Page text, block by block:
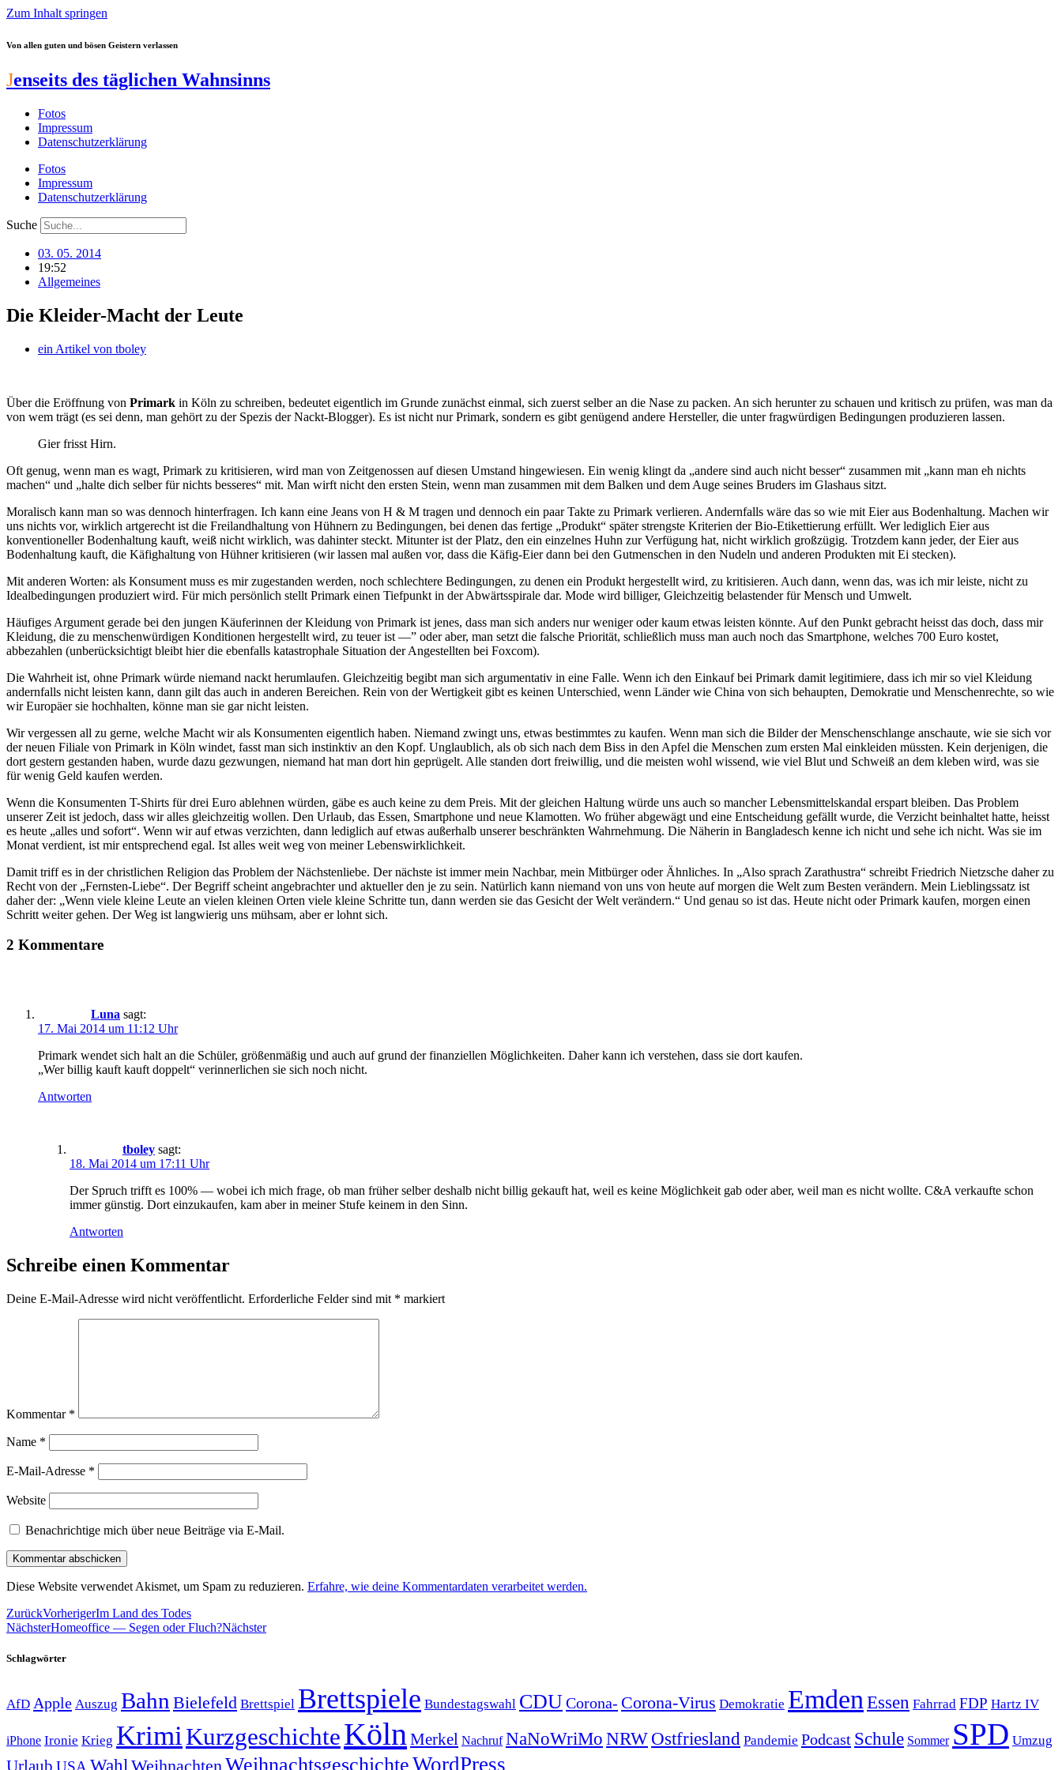
Zum Inhalt springen
Von allen guten und bösen Geistern verlassen
Jenseits des täglichen Wahnsinns
Fotos
Impressum
Datenschutzerklärung
Fotos
Impressum
Datenschutzerklärung
Suche
03. 05. 2014
19:52
Allgemeines
Die Kleider-Macht der Leute
ein Artikel von tboley
Über die Eröffnung von Primark in Köln zu schreiben, bedeutet eigentlich im Grunde zunächst einmal, sich zuerst selber an die Nase zu packen. An sich herunter zu schauen und kritisch zu prüfen, was man da
von wem trägt (es sei denn, man gehört zu der Spezis der Nackt-Blogger). Es ist nicht nur Primark, sondern es gibt genügend andere Hersteller, die unter fragwürdigen Bedingungen produzieren lassen.
Gier frisst Hirn.
Oft genug, wenn man es wagt, Primark zu kritisieren, wird man von Zeitgenossen auf diesen Umstand hingewiesen. Ein wenig klingt da „andere sind auch nicht besser“ zusammen mit „kann man eh nichts
machen“ und „halte dich selber für nichts besseres“ mit. Man wirft nicht den ersten Stein, wenn man zusammen mit dem Balken und dem Auge seines Bruders im Glashaus sitzt.
Moralisch kann man so was dennoch hinterfragen. Ich kann eine Jeans von H & M tragen und dennoch ein paar Takte zu Primark verlieren. Andernfalls wäre das so wie mit Eier aus Bodenhaltung. Machen wir
uns nichts vor, wirklich artgerecht ist die Freilandhaltung von Hühnern zu Bedingungen, bei denen das fertige „Produkt“ später strengste Kriterien der Bio-Etikettierung erfüllt. Wer lediglich Eier aus
konventioneller Bodenhaltung kauft, weiß nicht wirklich, was dahinter steckt. Mitunter ist der Platz, den ein einzelnes Huhn zur Verfügung hat, nicht wirklich großzügig. Trotzdem kann jeder, der Eier aus
Bodenhaltung kauft, die Käfighaltung von Hühner kritisieren (wir lassen mal außen vor, dass die Käfig-Eier dann bei den Gutmenschen in den Nudeln und anderen Produkten mit Ei stecken).
Mit anderen Worten: als Konsument muss es mir zugestanden werden, noch schlechtere Bedingungen, zu denen ein Produkt hergestellt wird, zu kritisieren. Auch dann, wenn das, was ich mir leiste, nicht zu
Idealbedingungen produziert wird. Für mich persönlich stellt Primark einen Tiefpunkt in der Abwärtsspirale dar. Mode wird billiger, Gleichzeitig belastender für Mensch und Umwelt.
Häufiges Argument gerade bei den jungen Käuferinnen der Kleidung von Primark ist jenes, dass man sich anders nur weniger oder kaum etwas leisten könnte. Auf den Punkt gebracht heisst das doch, dass mir
Kleidung, die zu menschenwürdigen Konditionen hergestellt wird, zu teuer ist —” oder aber, man setzt die falsche Priorität, schließlich muss man auch noch das Smartphone, welches 700 Euro kostet,
abbezahlen (unberücksichtigt bleibt hier die ebenfalls katastrophale Situation der Angestellten bei Foxcom).
Die Wahrheit ist, ohne Primark würde niemand nackt herumlaufen. Gleichzeitig begibt man sich argumentativ in eine Falle. Wenn ich den Einkauf bei Primark damit legitimiere, dass ich mir so viel Kleidung
andernfalls nicht leisten kann, dann gilt das auch in anderen Bereichen. Rein von der Wertigkeit gibt es keinen Unterschied, wenn Länder wie China von sich behaupten, Demokratie und Menschenrechte, so wie
wir Europäer sie hochhalten, könne man sie gar nicht leisten.
Wir vergessen all zu gerne, welche Macht wir als Konsumenten eigentlich haben. Niemand zwingt uns, etwas bestimmtes zu kaufen. Wenn man sich die Bilder der Menschenschlange anschaute, wie sie sich vor
der neuen Filiale von Primark in Köln windet, fasst man sich instinktiv an den Kopf. Unglaublich, als ob sich nach dem Biss in den Apfel die Menschen zum ersten Mal einkleiden müssten. Kein derjenigen, die
dort gestern gestanden haben, wurde dazu gezwungen, niemand hat man dort hin geprügelt. Alle standen dort freiwillig, und die meisten wohl wissend, wie viel Blut und Schweiß an dem kleben wird, was sie
für wenig Geld kaufen werden.
Wenn die Konsumenten T-Shirts für drei Euro ablehnen würden, gäbe es auch keine zu dem Preis. Mit der gleichen Haltung würde uns auch so mancher Lebensmittelskandal erspart bleiben. Das Problem
unserer Zeit ist jedoch, dass wir alles gleichzeitig wollen. Den Urlaub, das Essen, Smartphone und neue Klamotten. Wo früher abgewägt und eine Entscheidung gefällt wurde, die Verzicht beinhaltet hatte, heisst
es heute „alles und sofort“. Wenn wir auf etwas verzichten, dann lediglich auf etwas außerhalb unserer beschränkten Wahrnehmung. Die Näherin in Bangladesch kenne ich nicht und sehe ich nicht. Was sie im
Monat verdient, ist mir entsprechend egal. Ist alles weit weg von meiner Lebenswirklichkeit.
Damit triff es in der christlichen Religion das Problem der Nächstenliebe. Der nächste ist immer mein Nachbar, mein Mitbürger oder Ähnliches. In „Also sprach Zarathustra“ schreibt Friedrich Nietzsche daher zu
Recht von der „Fernsten-Liebe“. Der Begriff scheint angebrachter und aktueller den je zu sein. Natürlich kann niemand von uns von heute auf morgen die Welt zum Besten verändern. Mein Lieblingssatz ist
daher der: „Wenn viele kleine Leute an vielen kleinen Orten viele kleine Schritte tun, dann werden sie das Gesicht der Welt verändern.“ Und genau so ist das. Heute nicht oder Primark kaufen, morgen einen
Schritt weiter gehen. Der Weg ist langwierig uns mühsam, aber er lohnt sich.
2 Kommentare
Luna sagt:
17. Mai 2014 um 11:12 Uhr
Primark wendet sich halt an die Schüler, größenmäßig und auch auf grund der finanziellen Möglichkeiten. Daher kann ich verstehen, dass sie dort kaufen.
„Wer billig kauft kauft doppelt“ verinnerlichen sie sich noch nicht.
Antworten
tboley sagt:
18. Mai 2014 um 17:11 Uhr
Der Spruch trifft es 100% — wobei ich mich frage, ob man früher selber deshalb nicht billig gekauft hat, weil es keine Möglichkeit gab oder aber, weil man es nicht wollte. C&A verkaufte schon
immer günstig. Dort einzukaufen, kam aber in meiner Stufe keinem in den Sinn.
Antworten
Schreibe einen Kommentar
Deine E-Mail-Adresse wird nicht veröffentlicht. Erforderliche Felder sind mit * markiert
Kommentar *
Name *
E-Mail-Adresse *
Website
Benachrichtige mich über neue Beiträge via E-Mail.
Diese Website verwendet Akismet, um Spam zu reduzieren. Erfahre, wie deine Kommentardaten verarbeitet werden.
ZurückVorherigerIm Land des Todes
NächsterHomeoffice — Segen oder Fluch?Nächster
Schlagwörter
AfD Apple Auszug Bahn Bielefeld Brettspiel Brettspiele Bundestagswahl CDUCorona- Corona-Virus Demokratie Emden Essen Fahrrad FDP Hartz IV
iPhone Ironie Krieg KrimiKurzgeschichteKölnMerkel Nachruf NaNoWriMo NRWOstfriesland Pandemie Podcast Schule Sommer SPD Umzug
USA Wahl Weihnachten WeihnachtsgeschichteWordPress